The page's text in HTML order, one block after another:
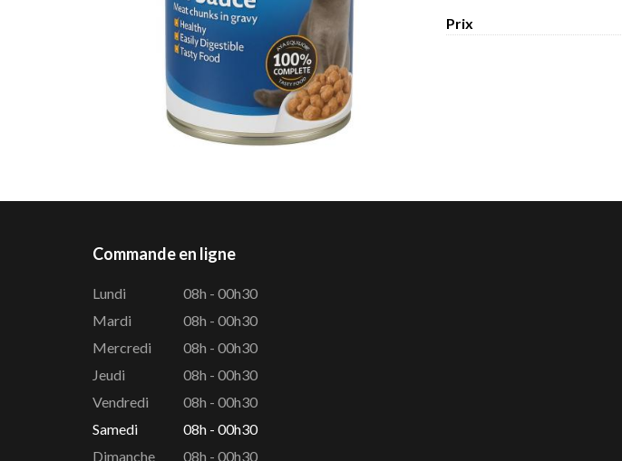
Prix
Commande en ligne
Lundi
08h - 00h30
Mardi
08h - 00h30
Mercredi
08h - 00h30
Jeudi
08h - 00h30
Vendredi
08h - 00h30
Samedi
08h - 00h30
Dimanche
08h - 00h30